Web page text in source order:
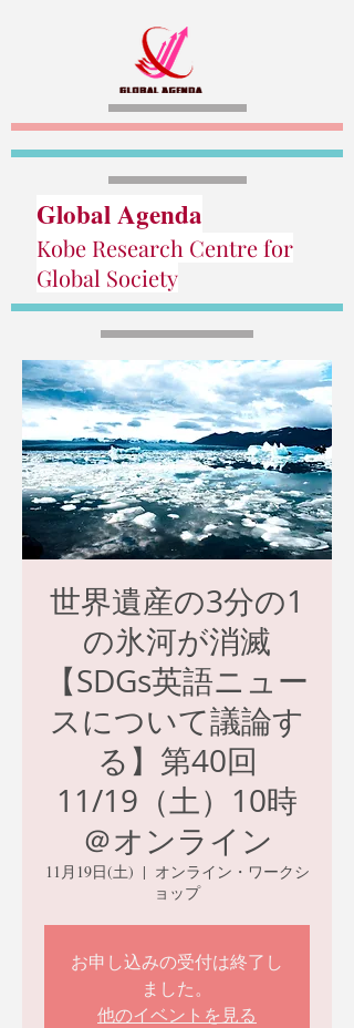
Global Agenda
Kobe Research Centre for
Global Society
世界遺産の3分の1
の氷河が消滅
【SDGs英語ニュー
スについて議論す
る】第40回
11/19（土）10時
＠オンライン
11月19日(土)
  |
オンライン・ワークシ
ョップ
お申し込みの受付は終了し
ました。
他のイベントを見る